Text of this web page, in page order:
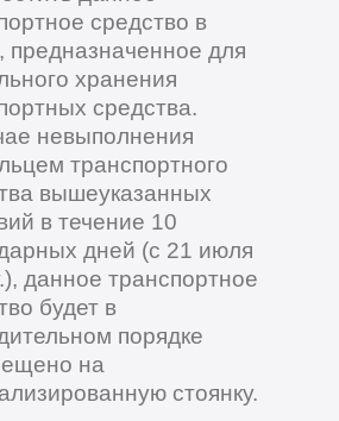
средство в
предназначенное для
хранения
средства.
невыполнения
транспортного
вышеуказанных
в течение 10
дней (с 21 июля
данное транспортное
будет в
порядке
на
стоянку.